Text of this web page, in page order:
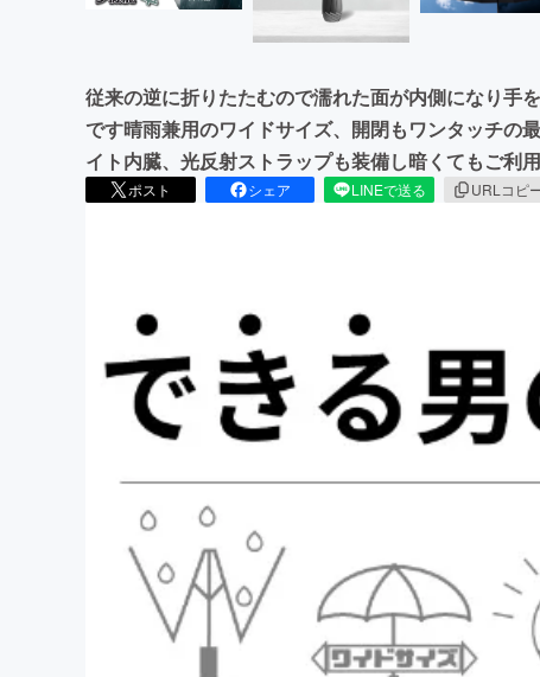
従来の逆に折りたたむので濡れた面が内側になり手
です晴雨兼用のワイドサイズ、開閉もワンタッチの
イト内臓、光反射ストラップも装備し暗くてもご利
ポスト シェア LINEで送る URLコピ